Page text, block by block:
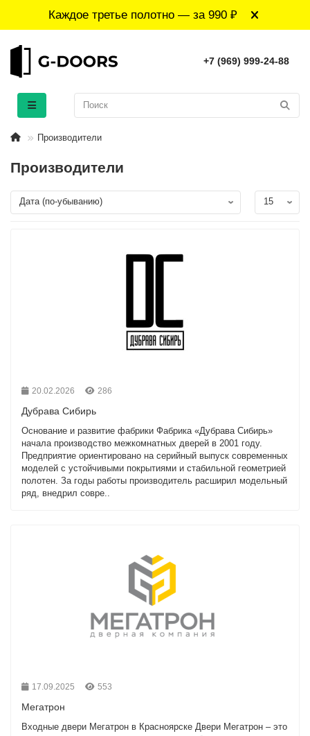
Каждое третье полотно — за 990 ₽
+7 (969) 999-24-88
Производители
Производители
20.02.2026 286
Дубрава Сибирь
Основание и развитие фабрики Фабрика «Дубрава Сибирь»
начала производство межкомнатных дверей в 2001 году.
Предприятие ориентировано на серийный выпуск современных
моделей с устойчивыми покрытиями и стабильной геометрией
полотен. За годы работы производитель расширил модельный
ряд, внедрил совре..
17.09.2025 553
Мегатрон
Входные двери Мегатрон в Красноярске Двери Мегатрон – это